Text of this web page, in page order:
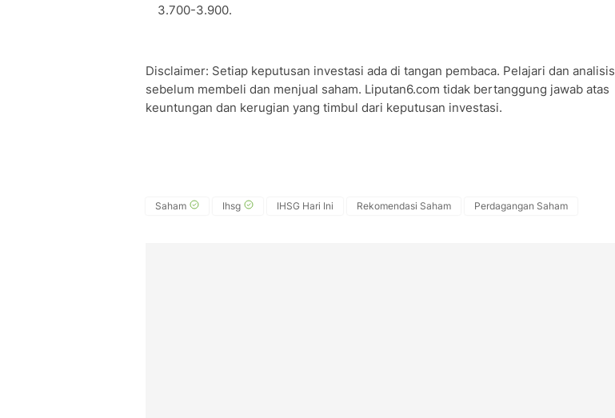
3.700-3.900.
Disclaimer: Setiap keputusan investasi ada di tangan pembaca. Pelajari dan analisis
sebelum membeli dan menjual saham. Liputan6.com tidak bertanggung jawab atas
keuntungan dan kerugian yang timbul dari keputusan investasi.
Saham Ihsg IHSG Hari Ini Rekomendasi Saham Perdagangan Saham